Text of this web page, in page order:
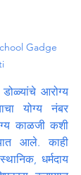
Gadge
डोळ्यांचे आरोग्य
योग्य नंबर
काळजी कशी
आले. काही
धर्मदाय